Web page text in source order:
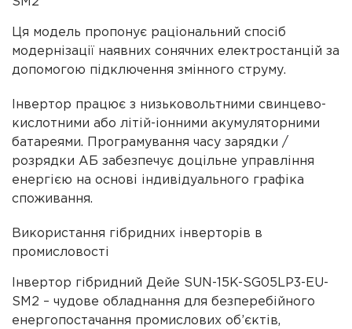
Ця модель пропонує раціональний спосіб
модернізації наявних сонячних електростанцій за
допомогою підключення змінного струму.
Інвертор працює з низьковольтними свинцево-
кислотними або літій-іонними акумуляторними
батареями. Програмування часу зарядки /
розрядки АБ забезпечує доцільне управління
енергією на основі індивідуального графіка
споживання.
Використання гібридних інверторів в
промисловості
Інвертор гібридний Дейе SUN-15K-SG05LP3-EU-
SM2 – чудове обладнання для безперебійного
енергопостачання промислових об’єктів,